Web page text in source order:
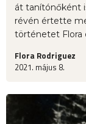
át tanítónőként
révén értette
történetet Flora
Flora Rodriguez
2021. május 8.